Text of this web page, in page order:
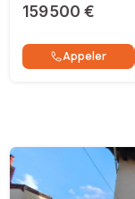
159 500 €
Appeler